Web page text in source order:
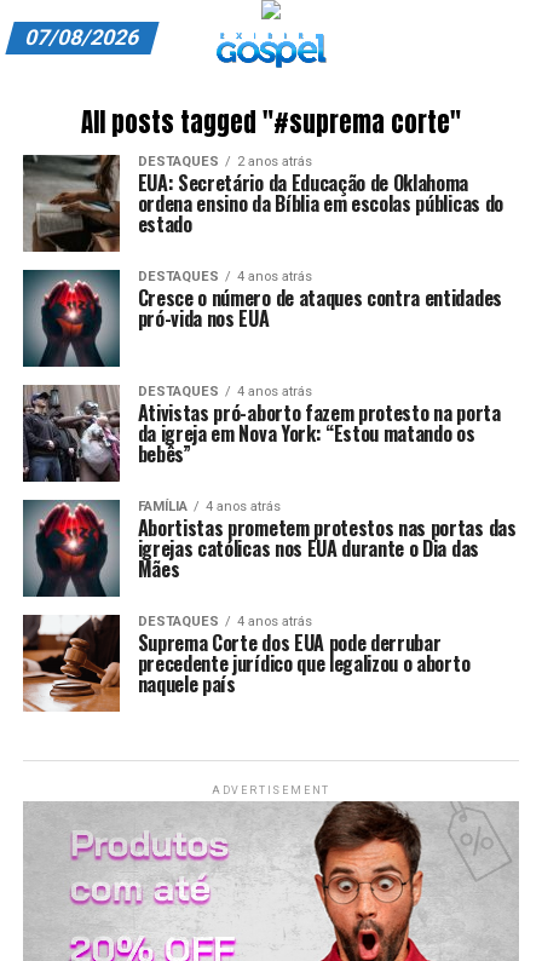
ASSINE
CARRINHO
EDITORIAL
ENTREVISTAS
EXPEDIENTE
FINALIZAR COMPRA
HOME
LANÇAMENTOS
07/08/2026
All posts tagged "#suprema corte"
DESTAQUES 2 anos atrás
EUA: Secretário da Educação de Oklahoma
ordena ensino da Bíblia em escolas públicas do
estado
DESTAQUES 4 anos atrás
Cresce o número de ataques contra entidades
pró-vida nos EUA
DESTAQUES 4 anos atrás
Ativistas pró-aborto fazem protesto na porta
da igreja em Nova York: “Estou matando os
bebês”
FAMÍLIA 4 anos atrás
Abortistas prometem protestos nas portas das
igrejas católicas nos EUA durante o Dia das
Mães
DESTAQUES 4 anos atrás
Suprema Corte dos EUA pode derrubar
precedente jurídico que legalizou o aborto
naquele país
ADVERTISEMENT